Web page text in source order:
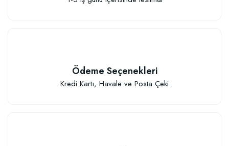
Ödeme Seçenekleri
Kredi Kartı, Havale ve Posta Çeki